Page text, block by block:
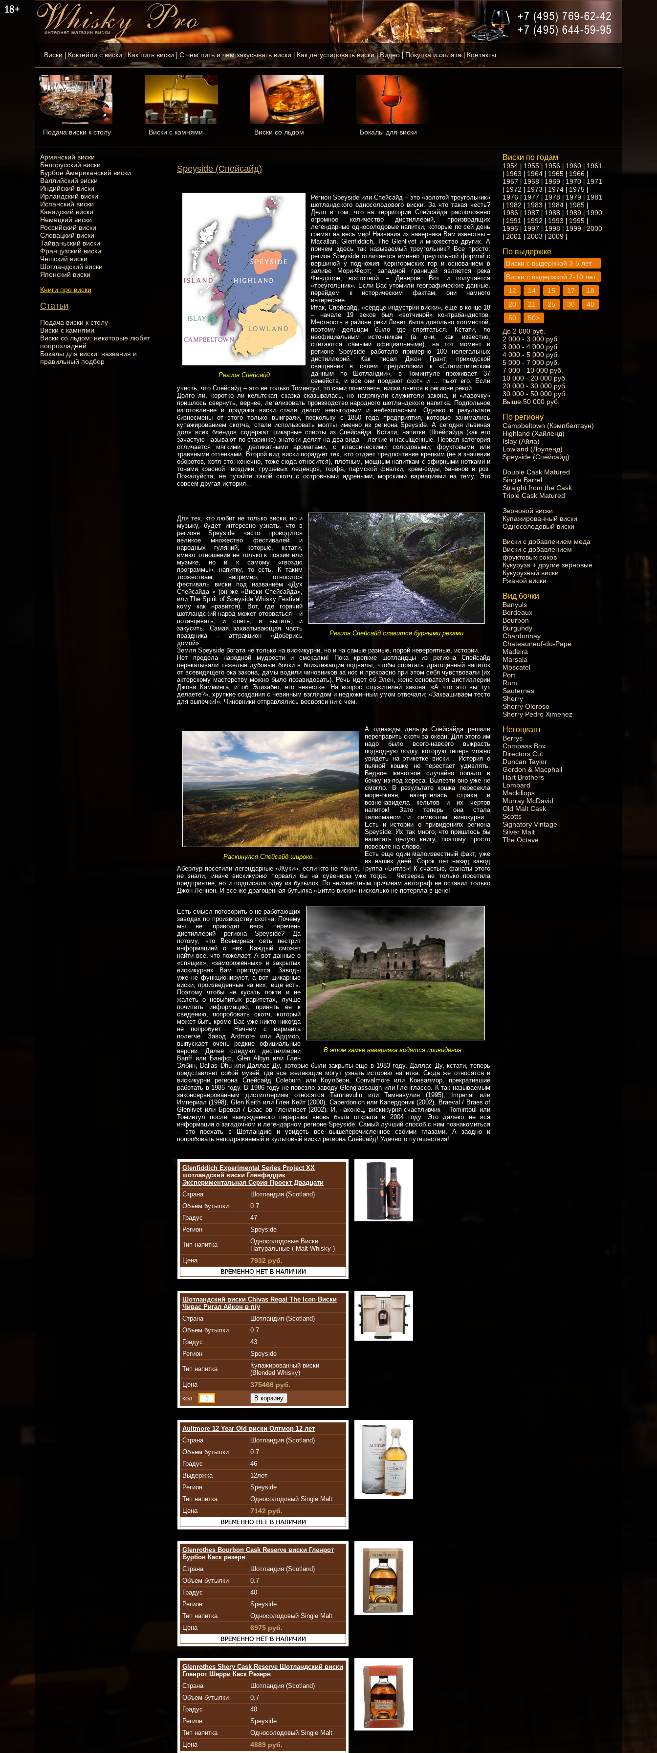
Виски| Коктейли с виски |Как пить виски С чем пить и чем закусывать виски Как дегустировать виски|Видео|Покупка и оплата| Контакты
Подача виски к столу Виски с камнями Виски со льдом Бокалы для виски
Армянский виски
Белорусский виски
Бурбон Американский виски
Валлийский виски
Индийский виски
Ирландский виски
Испанский виски
Канадский виски
Немецкий виски
Российский виски
Словацкий виски
Тайваньский виски
Французский виски
Чешский виски
Шотландский виски
Японский виски
Книги про виски
Статьи
Подача виски к столу
Виски с камнями
Виски со льдом: некоторые любят
попрохладней
Бокалы для виски: названия и
правильный подбор
Speyside (Спейсайд)
Регион Спейсайд
Регион Speyside или Спейсайд – это «золотой треугольник»
шотландского односолодового виски. За что такая честь?
Дело в том, что на территории Спейсайда расположено
огромное количество дистиллерий, производящих
легендарные односолодовые напитки, которые по сей день
гремят на весь мир! Названия их наверняка Вам известны –
Macallan, Glenfiddich, The Glenlivet и множество других. А
причем здесь так называемый треугольник? Все просто:
регион Speyside отличается именно треугольной формой с
вершиной у подножия Кернгормских гор и основанием в
заливе Мори-Ферт; западной границей является река
Финдхорн, восточной – Деверон. Вот и получается
«треугольник». Если Вас утомили географические данные,
перейдем к историческим фактам, они намного
интереснее…
Итак, Спейсайд, «сердце индустрии виски», еще в конце 18
– начале 19 веков был «вотчиной» контрабандистов.
Местность в районе реки Ливет была довольно холмистой,
поэтому дельцам было где спрятаться. Кстати, по
неофициальным источникам (а они, как известно,
считаются самыми официальными), на тот момент в
регионе Speyside работало примерно 100 нелегальных
дистиллерий. Как писал Джон Грант, приходской
священник в своем предисловии к «Статистическим
данным по Шотландии», в Томинтуле проживает 37
семейств, и все они продают скотч и … пьют его. Если
учесть, что Спейсайд – это не только Томинтул, то сами понимаете, виски льется в регионе рекой.
Долго ли, коротко ли кельтская сказка сказывалась, но нагрянули служители закона, и «лавочку»
пришлось свернуть, вернее, легализовать производство народного шотландского напитка. Подпольное
изготовление и продажа виски стали делом невыгодным и небезопасным. Однако в результате
бизнесмены от этого только выиграли, поскольку с 1850 года предприятия, которые занимались
купажированием скотча, стали использовать молты именно из региона Speyside. А сегодня львиная
доля всех блендов содержат шикарные спирты из Спейсайда. Кстати, напитки Шпейсайда (как его
зачастую называют по старинке) знатоки делят на два вида – легкие и насыщенные. Первая категория
отличается мягкими, деликатными ароматами, с классическими солодовыми, фруктовыми или
травяными оттенками. Второй вид виски порадует тех, кто отдает предпочтение крепким (не в значении
оборотов, хотя это, конечно, тоже сюда относится), плотным, мощным напиткам с эфирными нотками и
тонами красной гвоздики, грушевых леденцов, торфа, пармской фиалки, крем-соды, бананов и роз.
Пожалуйста, не путайте такой скотч с островными ядреными, морскими вариациями на тему. Это
совсем другая история…
Регион Спейсайд славится бурными реками
Для тех, кто любит не только виски, но и
музыку, будет интересно узнать, что в
регионе Speyside часто проводится
великое множество фестивалей и
народных гуляний, которые, кстати,
имеют отношение не только к поэзии или
музыке, но и к самому «гвоздю
программы», напитку, то есть. К таким
торжествам, например, относится
фестиваль виски под названием «Дух
Спейсайда » (он же «Виски Спейсайда»,
или The Spirit of Speyside Whisky Festival,
кому как нравится). Вот, где горячий
шотландский народ может оторваться – и
потанцевать, и спеть, и выпить, и
закусить. Самая захватывающая часть
праздника – аттракцион «Доберись
домой».
Земля Speyside богата не только на вискикурни, но и на самые разные, порой невероятные, истории.
Нет предела народной мудрости и смекалки! Пока крепкие шотландцы из региона Спейсайд
перекатывали тяжелые дубовые бочки в близлежащие подвалы, чтобы спрятать драгоценный напиток
от всевидящего ока закона, дамы водили чиновников за нос и прекрасно при этом себя чувствовали (их
актерскому мастерству можно было позавидовать). Речь идет об Элен, жене основателя дистиллерии
Джона Камминга, и об Элизабет, его невестке. На вопрос служителей закона: «А что это вы тут
делаете?», хрупкие создания с невинным взглядом и недюжинным умом отвечали: «Заквашиваем тесто
для выпечки!». Чиновники отправлялись восвояси ни с чем.
Раскинулся Спейсайд широко...
А однажды дельцы Спейсайда решили
переправить скотч за океан. Для этого им
надо было всего-навсего выкрасть
подводную лодку, которую теперь можно
увидеть на этикетке виски… История о
пьяной кошке не перестает удивлять.
Бедное животное случайно попало в
бочку из-под хереса. Вылезти оно уже не
смогло. В результате кошка пересекла
море-окиян, натерпелась страха и
возненавидела кельтов и их чертов
напиток! Зато теперь она стала
талисманом и символом винокурни…
Есть и истории о привидениях региона
Speyside. Их так много, что пришлось бы
написать целую книгу, поэтому просто
поверьте на слово.
Есть еще один малоизвестный факт, уже
из наших дней. Сорок лет назад завод
Аберлур посетили легендарные «Жуки», если кто не понял, Группа «Битлз»! К счастью, фанаты этого
не знали, иначе вискикурню порвали бы на сувениры уже тогда… Четверка не только посетила
предприятие, но и подписала одну из бутылок. По неизвестным причинам автограф не оставил только
Джон Леннон. И все же драгоценная бутылка «Битлз-виски» нисколько не потеряла в цене!
В этом замке наверняка водятся привидения...
Есть смысл поговорить о не работающих
заводах по производству скотча. Почему
мы не приводит весь перечень
дистиллерий региона Speyside? Да
потому, что Всемирная сеть пестрит
информацией о них. Каждый сможет
найти все, что пожелает. А вот данные о
«спящих», «замороженных» и закрытых
вискикурнях Вам пригодится. Заводы
уже не функционируют, а вот шикарные
виски, произведенные на них, еще есть.
Поэтому чтобы не кусать локти и не
жалеть о невыпитых раритетах, лучше
почитать информацию, принять ее к
сведению, попробовать скотч, который
может быть кроме Вас уже никто никогда
не попробует… Начнем с варианта
полегче. Завод Ardmore или Ардмор,
выпускает очень редкие официальные
версии. Далее следуют дистиллерии
Banff или Банфф, Glen Albyn или Глен
Элбин, Dallas Dhu или Даллас Ду, которые были закрыты еще в 1983 году. Даллас Ду, кстати, теперь
представляет собой музей, где все желающие могут узнать историю напитка. Сюда же относятся и
вискикурни региона Спейсайд Coleburn или Коулбёрн, Convalmore или Конвалмор, прекратившие
работать в 1985 году. В 1986 году не повезло заводу Glenglassaugh или Гленглассо. К так называемым
законсервированным дистиллериям относятся Tamnavulin или Тамнавулин (1995), Imperial или
Империал (1998), Glen Keith или Глен Кейт (2000), Caperdonich или Капердоник (2002), Braeval / Braes of
Glenlivet или Бревал / Брас ов Гленливет (2002). И, наконец, вискикурня-счастливчик – Tomintoul или
Томинтул после вынужденного перерыва вновь была открыта в 2004 году. Это далеко не вся
информация о загадочном и легендарном регионе Speyside. Самый лучший способ с ним познакомиться
– это поехать в Шотландию и увидеть все вышеперечисленное своими глазами. А заодно и
попробовать неподражаемый и культовый виски региона Спейсайд! Удачного путешествия!
Glenfiddich Experimental Series Project XX
шотландский виски Гленфиддик
Экспериментальная Серия Проект Двадцати
Страна
Шотландия (Scotland)
Объем бутылки
0.7
Градус
47
Регион
Speyside
Тип напитка
Односолодовые Виски
Натуральные ( Malt Whisky )
Цена
7932 руб.
Шотландский виски Chivas Regal The Icon Виски
Чивас Ригал Айкон в п/у
Страна
Шотландия (Scotland)
Объем бутылки
0.7
Градус
43
Регион
Speyside
Тип напитка
Купажированный виски
(Blended Whisky)
Цена
375466 руб.
кол.
Aultmore 12 Year Old виски Олтмор 12 лет
Страна
Шотландия (Scotland)
Объем бутылки
0.7
Градус
46
Выдержка
12лет
Регион
Speyside
Тип напитка
Односолодовый Single Malt
Цена
7142 руб.
Glenrothes Bourbon Cask Reserve виски Гленрот
Бурбон Каск резерв
Страна
Шотландия (Scotland)
Объем бутылки
0.7
Градус
40
Регион
Speyside
Тип напитка
Односолодовый Single Malt
Цена
6975 руб.
Glenrothes Shery Cask Reserve Шотландский виски
Гленрот Шерри Каск Резерв
Страна
Шотландия (Scotland)
Объем бутылки
0.7
Градус
40
Регион
Speyside
Тип напитка
Односолодовый Single Malt
Цена
4889 руб.
Виски по годам
1954 1955 1956 1960 1961
1963 1964 1965 1966
1967 1968 1969 1970 1971
1972 1973 1974 1975
1976 1977 1978 1979 1981
1982 1983 1984 1985
1986 1987 1988 1989 1990
1991 1992 1993 1995
1996 1997 1998 1999 2000
2001 2003 2009
По выдержке
Виски с выдержкой 3-5 лет
Виски с выдержкой 7-10 лет
12
14 15 17
18
20
21 25 30
40
50
50>
До 2 000 руб.
2 000 - 3 000 руб.
3 000 - 4 000 руб.
4 000 - 5 000 руб.
5 000 - 7 000 руб.
7 000 - 10 000 руб.
10 000 - 20 000 руб.
20 000 - 30 000 руб.
30 000 - 50 000 руб.
Выше 50 000 руб.
По региону
Campbeltown (Кэмпбелтаун)
Highland (Хайленд)
Islay (Айла)
Lowland (Лоуленд)
Speyside (Спейсайд)
Double Cask Matured
Single Barrel
Straight from the Cask
Triple Cask Matured
Зерновой виски
Купажированный виски
Односолодовый виски
Виски с добавлением меда
Виски с добавлением
фруктовых соков
Кукуруза + другие зерновые
Кукурузный виски
Ржаной виски
Вид бочки
Banyuls
Bordeaux
Bourbon
Burgundy
Chardonnay
Chateauneuf-du-Pape
Madeira
Marsala
Moscatel
Port
Rum
Sauternes
Sherry
Sherry Oloroso
Sherry Pedro Ximenez
Негоциант
Berrys
Compass Box
Directors Cut
Duncan Taylor
Gordon & Macphail
Hart Brothers
Lombard
Mackillops
Murray McDavid
Old Malt Cask
Scotts
Signatory Vintage
Silver Malt
The Octave